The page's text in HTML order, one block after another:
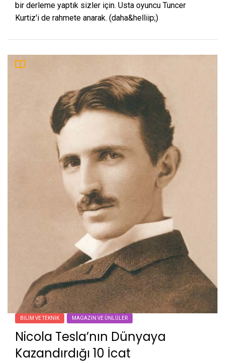
bir derleme yaptık sizler için. Usta oyuncu Tuncer
Kurtiz'i de rahmete anarak. (daha&helliip;)
BILIM VE TEKNIK MAGAZIN VE ÜNLÜLER
Nicola Tesla’nın Dünyaya
Kazandırdığı 10 İcat